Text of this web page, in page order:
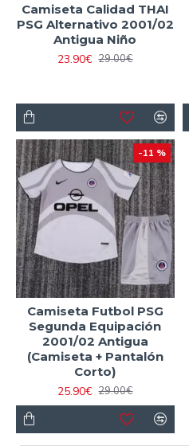
Camiseta Calidad THAI
PSG Alternativo 2001/02
Antigua Niño
23.90€ 29.00€
-11 %
Camiseta Futbol PSG
Segunda Equipación
2001/02 Antigua
(Camiseta + Pantalón
Corto)
25.90€ 29.00€